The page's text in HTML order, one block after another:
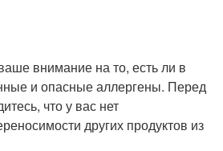
внимание на то, есть ли в
и опасные аллергены. Перед
что у вас нет
других продуктов из